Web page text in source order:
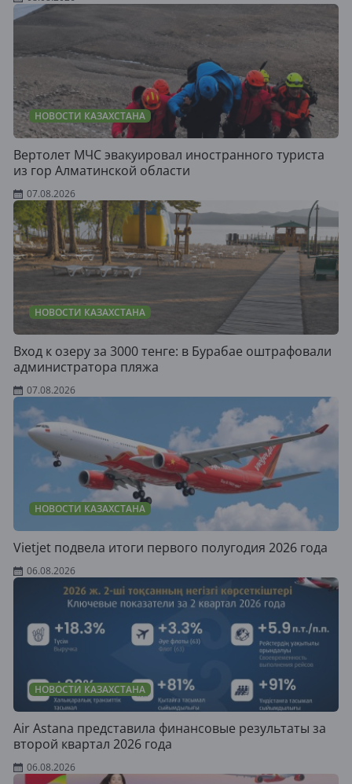
НОВОСТИ КАЗАХСТАНА
Вертолет МЧС эвакуировал иностранного туриста
из гор Алматинской области
07.08.2026
НОВОСТИ КАЗАХСТАНА
Вход к озеру за 3000 тенге: в Бурабае оштрафовали
администратора пляжа
07.08.2026
НОВОСТИ КАЗАХСТАНА
Vietjet подвела итоги первого полугодия 2026 года
06.08.2026
НОВОСТИ КАЗАХСТАНА
Air Astana представила финансовые результаты за
второй квартал 2026 года
06.08.2026